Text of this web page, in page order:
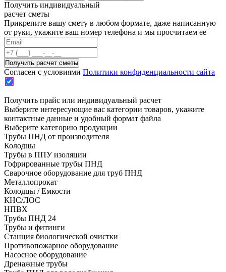
Получить индивидуальный
расчет сметы
Прикрепите вашу смету в любом формате, даже написанную
от руки, укажите ваш номер телефона и мы просчитаем ее
Согласен с условиями Политики конфиденциальности сайта
Получить прайс или индивидуальный расчет
Выберите интересующие вас категории товаров, укажите
контактные данные и удобный формат файла
Выберите категорию продукции
Трубы ПНД от производителя
Колодцы
Трубы в ППУ изоляции
Гофрированные трубы ПНД
Сварочное оборудование для труб ПНД
Металлопрокат
Колодцы / Емкости
КНС/ЛОС
НПВХ
Трубы ПНД 24
Трубы и фитинги
Cтанция биологической очистки
Противопожарное оборудование
Насосное оборудование
Дренажные трубы